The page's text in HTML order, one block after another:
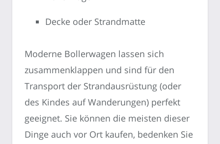
Decke oder Strandmatte
Moderne Bollerwagen lassen sich
zusammenklappen und sind für den
Transport der Strandausrüstung (oder
des Kindes auf Wanderungen) perfekt
geeignet. Sie können die meisten dieser
Dinge auch vor Ort kaufen, bedenken Sie